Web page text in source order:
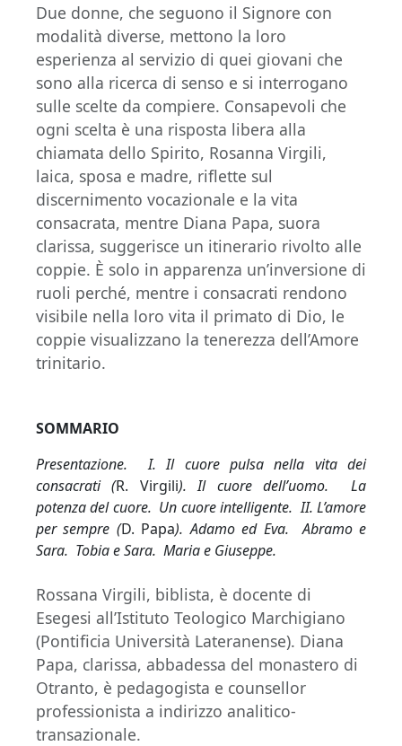
Due donne, che seguono il Signore con
modalità diverse, mettono la loro
esperienza al servizio di quei giovani che
sono alla ricerca di senso e si interrogano
sulle scelte da compiere. Consapevoli che
ogni scelta è una risposta libera alla
chiamata dello Spirito, Rosanna Virgili,
laica, sposa e madre, riflette sul
discernimento vocazionale e la vita
consacrata, mentre Diana Papa, suora
clarissa, suggerisce un itinerario rivolto alle
coppie. È solo in apparenza un’inversione di
ruoli perché, mentre i consacrati rendono
visibile nella loro vita il primato di Dio, le
coppie visualizzano la tenerezza dell’Amore
trinitario.
SOMMARIO
Presentazione. I. Il cuore pulsa nella vita dei
consacrati (R. Virgili). Il cuore dell’uomo. La
potenza del cuore. Un cuore intelligente. II. L’amore
per sempre (D. Papa). Adamo ed Eva. Abramo e
Sara. Tobia e Sara. Maria e Giuseppe.
Rossana Virgili, biblista, è docente di
Esegesi all’Istituto Teologico Marchigiano
(Pontificia Università Lateranense). Diana
Papa, clarissa, abbadessa del monastero di
Otranto, è pedagogista e counsellor
professionista a indirizzo analitico-
transazionale.